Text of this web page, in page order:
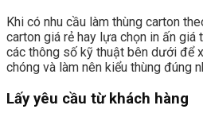
Khi có nhu cầu làm thùng carton
carton giá rẻ hay lựa chọn in ấn
các thông số kỹ thuật bên dưới để
chóng và làm nên kiểu thùng đúng
Lấy yêu cầu từ khách hàng